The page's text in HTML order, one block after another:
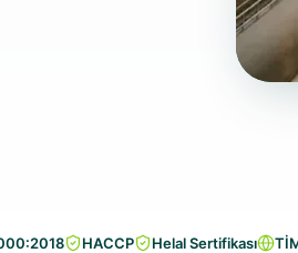
HACCP Helal Sertifikası